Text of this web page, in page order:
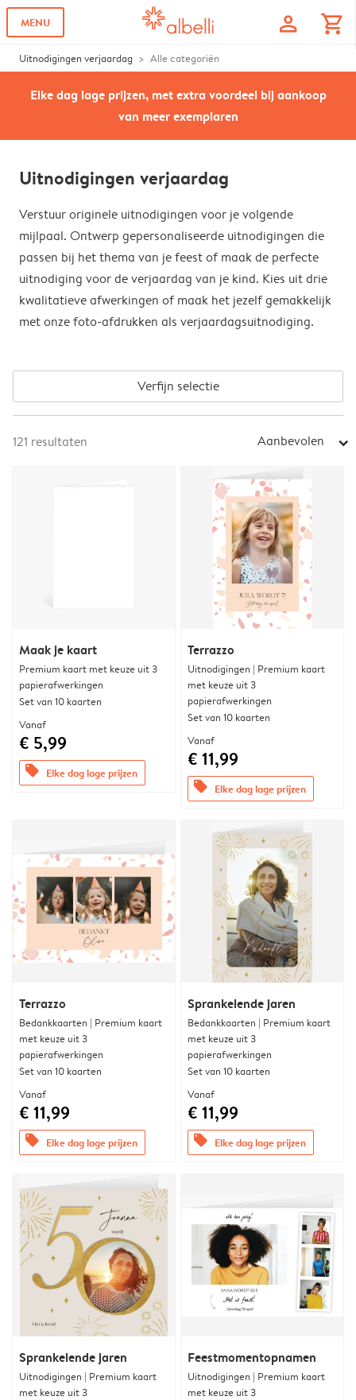
MENU profile shopping_cart
Uitnodigingen verjaardag Alle categoriën
Elke dag lage prijzen, met extra voordeel bij aankoop
van meer exemplaren
Uitnodigingen verjaardag
Verstuur originele uitnodigingen voor je volgende
mijlpaal. Ontwerp gepersonaliseerde uitnodigingen die
passen bij het thema van je feest of maak de perfecte
uitnodiging voor de verjaardag van je kind. Kies uit drie
kwalitatieve afwerkingen of maak het jezelf gemakkelijk
met onze foto-afdrukken als verjaardagsuitnodiging.
Verfijn selectie
121 resultaten Aanbevolen arrow_right
Maak je kaart
Premium kaart met keuze uit 3
papierafwerkingen
Set van 10 kaarten
Vanaf
€ 5,99
offers Elke dag lage prijzen
Terrazzo
Uitnodigingen | Premium kaart
met keuze uit 3
papierafwerkingen
Set van 10 kaarten
Vanaf
€ 11,99
offers Elke dag lage prijzen
Terrazzo
Bedankkaarten | Premium kaart
met keuze uit 3
papierafwerkingen
Set van 10 kaarten
Vanaf
€ 11,99
offers Elke dag lage prijzen
Sprankelende jaren
Bedankkaarten | Premium kaart
met keuze uit 3
papierafwerkingen
Set van 10 kaarten
Vanaf
€ 11,99
offers Elke dag lage prijzen
Sprankelende jaren
Uitnodigingen | Premium kaart
met keuze uit 3
Feestmomentopnamen
Uitnodigingen | Premium kaart
met keuze uit 3